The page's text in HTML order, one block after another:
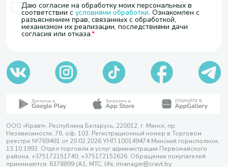
Даю согласие на обработку моих персональных в
соответствии с условиями обработки. Ознакомлен с
разъяснением прав, связанных с обработкой,
механизмом их реализации, последствиями дачи
согласия или отказа.
ООО «Кравт». Республика Беларусь, 220012, г. Минск, пр.
Независимости, 76, оф. 103. Регистрационный номер в Торговом
реестре №769481 от 20.02.2026 УНП 100149474 Минский горисполком,
13.10.1992. Отдел торговли и услуг администрации Первомайского
района, +375172151740; +375172152626. Обращения покупателей
принимаются: 6378899 (А1, МТС, life, imanager@cravt.by.